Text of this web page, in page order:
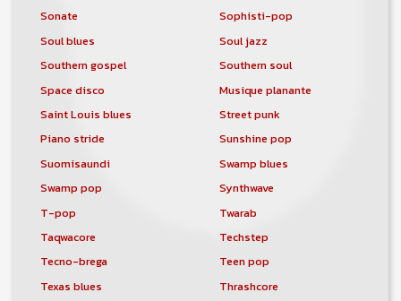
Sonate
Sophisti-pop
Soul blues
Soul jazz
Southern gospel
Southern soul
Space disco
Musique planante
Saint Louis blues
Street punk
Piano stride
Sunshine pop
Suomisaundi
Swamp blues
Swamp pop
Synthwave
T-pop
Twarab
Taqwacore
Techstep
Tecno-brega
Teen pop
Texas blues
Thrashcore